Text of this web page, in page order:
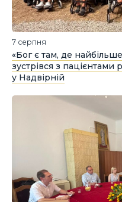
7 серпня
«Бог є там, де
зустрівся з пацієнтами
у Надвірній